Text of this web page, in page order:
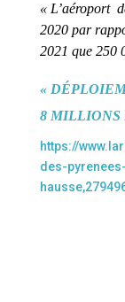
« L’aéroport
2020 par
2021 que 250
«
8 MILLIONS
https://
des-